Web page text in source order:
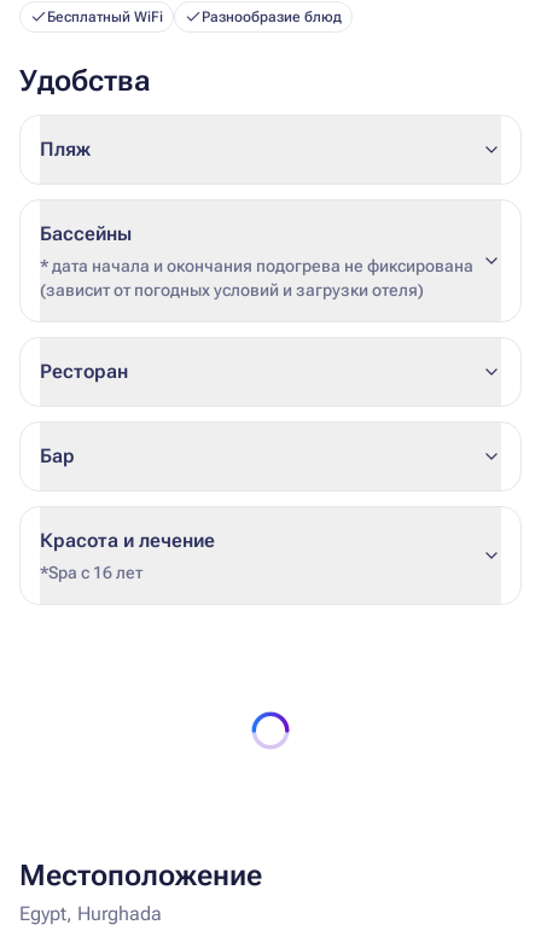
Бесплатный WiFi Разнообразие блюд
Удобства
Пляж
Бассейны
* дата начала и окончания подогрева не фиксирована
(зависит от погодных условий и загрузки отеля)
Ресторан
Бар
Красота и лечение
*Spa с 16 лет
Местоположение
Egypt, Hurghada